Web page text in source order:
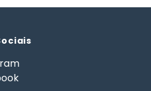
Bovinos